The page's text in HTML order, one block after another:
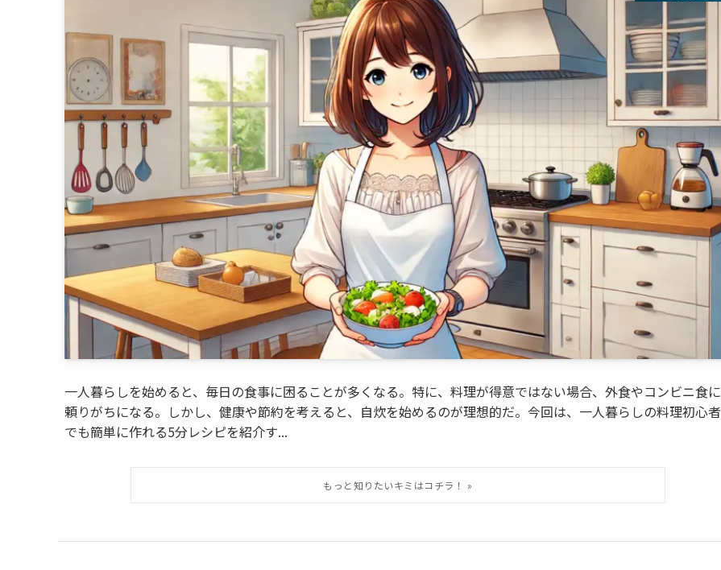
一人暮らしを始めると、毎日の食事に困ることが多くなる。特に、料理が得意ではない場合、外食やコンビニ食に
頼りがちになる。しかし、健康や節約を考えると、自炊を始めるのが理想的だ。今回は、一人暮らしの料理初心者
でも簡単に作れる5分レシピを紹介す...